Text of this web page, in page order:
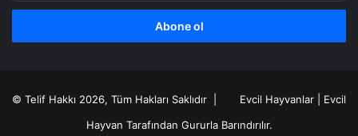
adresinizi
© Telif Hakkı 2026, Tüm Hakları Saklıdır | Evcil Hayvanlar
Evcil
Hayvan Tarafından Gururla Barındırılır.